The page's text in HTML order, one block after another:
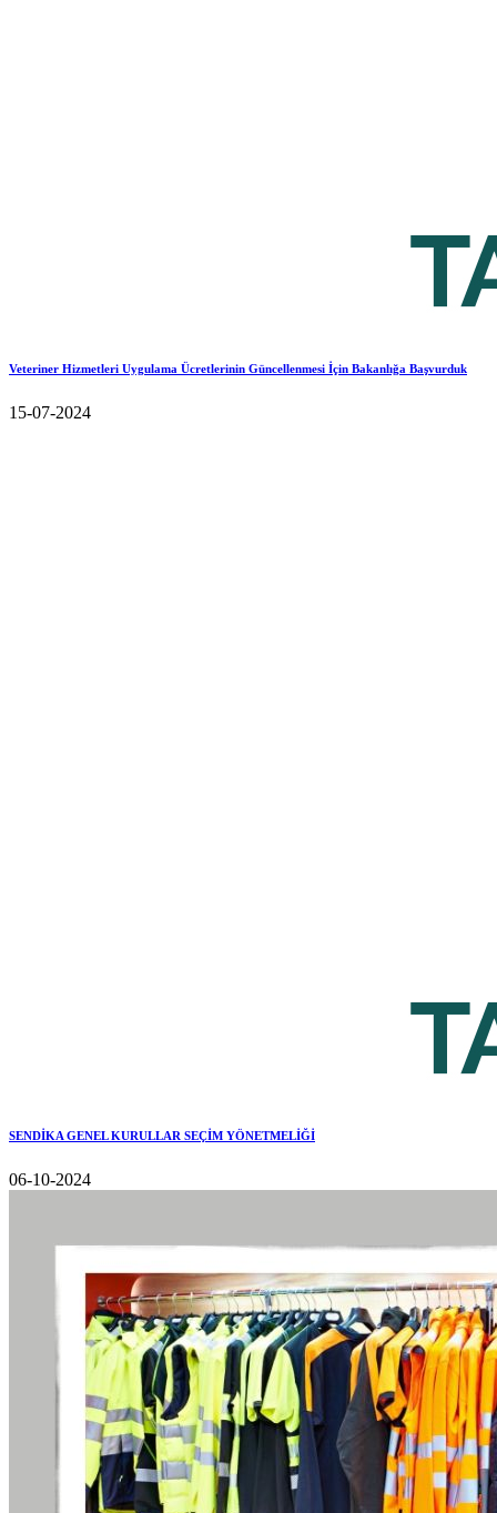
Veteriner Hizmetleri Uygulama Ücretlerinin Güncellenmesi İçin Bakanlığa Başvurduk
15-07-2024
SENDİKA GENEL KURULLAR SEÇİM YÖNETMELİĞİ
06-10-2024